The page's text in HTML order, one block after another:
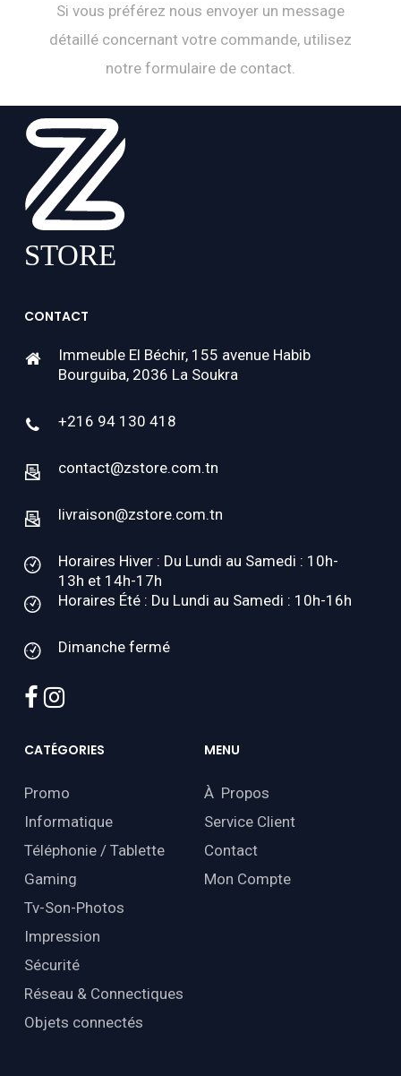
Si vous préférez nous envoyer un message
détaillé concernant votre commande, utilisez
notre formulaire de contact.
CONTACT
Immeuble El Béchir, 155 avenue Habib
Bourguiba, 2036 La Soukra
+216 94 130 418
contact@zstore.com.tn
livraison@zstore.com.tn
Horaires Hiver : Du Lundi au Samedi : 10h-
13h et 14h-17h
Horaires Été : Du Lundi au Samedi : 10h-16h
Dimanche fermé
facebook
instagram
CATÉGORIES
Promo
Informatique
Téléphonie / Tablette
Gaming
Tv-Son-Photos
Impression
Sécurité
Réseau & Connectiques
Objets connectés
MENU
À Propos
Service Client
Contact
Mon Compte